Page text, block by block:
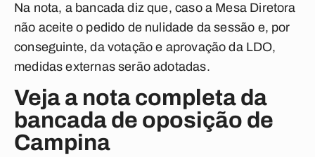
Na nota, a bancada diz que, caso a Mesa Diretora
não aceite o pedido de nulidade da sessão e, por
conseguinte, da votação e aprovação da LDO,
medidas externas serão adotadas.
Veja a nota completa da
bancada de oposição de
Campina